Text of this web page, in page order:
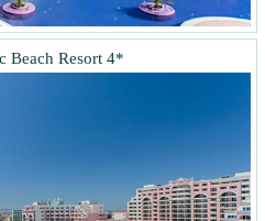
Beach Resort 4*